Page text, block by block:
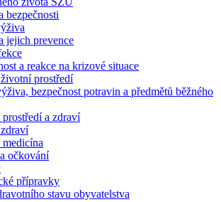
bezpečnosti
jejich prevence
a reakce na krizové situace
prostředí
bezpečnost potravin a předmětů běžného
a zdraví
očkování
přípravky
stavu obyvatelstva